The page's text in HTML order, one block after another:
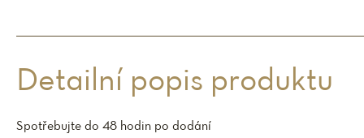
Detailní popis produktu
Spotřebujte do 48 hodin po dodání